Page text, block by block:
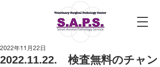
2022.11.22. 検査無料のチャン
2022年11月22日